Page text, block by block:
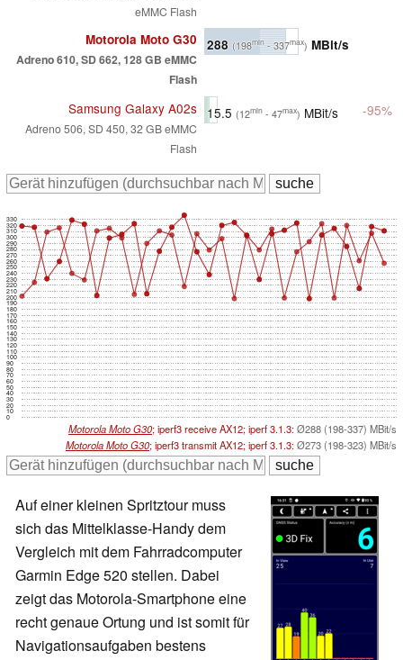
eMMC Flash
Motorola Moto G30
Adreno 610, SD 662, 128 GB eMMC
Flash
288 (198min- 337max) MBit/s
Samsung Galaxy A02s
Adreno 506, SD 450, 32 GB eMMC
Flash
15.5 (12min - 47max) MBit/s -95%
0
10
20
30
40
50
60
70
80
90
100
110
120
130
140
150
160
170
180
190
200
210
220
230
240
250
260
270
280
290
300
310
320
330
Motorola Moto G30; iperf3 receive AX12; iperf 3.1.3:Ø288 (198-337) MBit/s
Motorola Moto G30; iperf3 transmit AX12; iperf 3.1.3:Ø273 (198-323) MBit/s
Auf einer kleinen Spritztour muss
sich das Mittelklasse-Handy dem
Vergleich mit dem Fahrradcomputer
Garmin Edge 520 stellen. Dabei
zeigt das Motorola-Smartphone eine
recht genaue Ortung und ist somit für
Navigationsaufgaben bestens